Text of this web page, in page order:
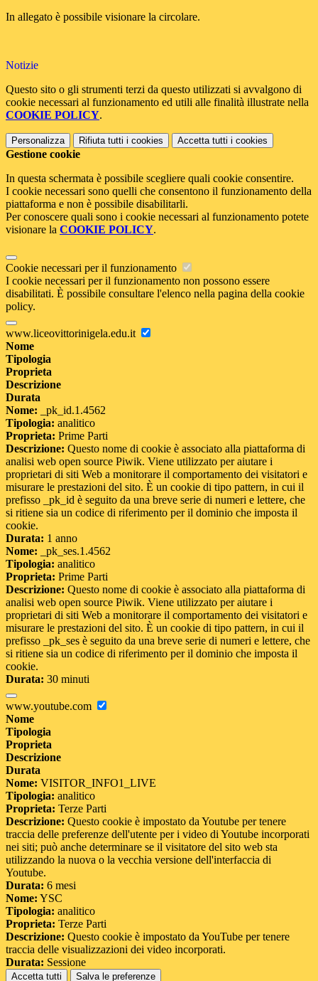
In allegato è possibile visionare la circolare.
Notizie
Questo sito o gli strumenti terzi da questo utilizzati si avvalgono di
cookie necessari al funzionamento ed utili alle finalità illustrate nella
COOKIE POLICY.
Personalizza Rifiuta tutti i cookies Accetta tutti i cookies
Gestione cookie
In questa schermata è possibile scegliere quali cookie consentire.
I cookie necessari sono quelli che consentono il funzionamento della
piattaforma e non è possibile disabilitarli.
Per conoscere quali sono i cookie necessari al funzionamento potete
visionare la COOKIE POLICY.
Cookie necessari per il funzionamento
I cookie necessari per il funzionamento non possono essere
disabilitati. È possibile consultare l'elenco nella pagina della cookie
policy.
www.liceovittorinigela.edu.it
Nome
Tipologia
Proprieta
Descrizione
Durata
Nome: _pk_id.1.4562
Tipologia: analitico
Proprieta: Prime Parti
Descrizione: Questo nome di cookie è associato alla piattaforma di
analisi web open source Piwik. Viene utilizzato per aiutare i
proprietari di siti Web a monitorare il comportamento dei visitatori e
misurare le prestazioni del sito. È un cookie di tipo pattern, in cui il
prefisso _pk_id è seguito da una breve serie di numeri e lettere, che
si ritiene sia un codice di riferimento per il dominio che imposta il
cookie.
Durata: 1 anno
Nome: _pk_ses.1.4562
Tipologia: analitico
Proprieta: Prime Parti
Descrizione: Questo nome di cookie è associato alla piattaforma di
analisi web open source Piwik. Viene utilizzato per aiutare i
proprietari di siti Web a monitorare il comportamento dei visitatori e
misurare le prestazioni del sito. È un cookie di tipo pattern, in cui il
prefisso _pk_ses è seguito da una breve serie di numeri e lettere, che
si ritiene sia un codice di riferimento per il dominio che imposta il
cookie.
Durata: 30 minuti
www.youtube.com
Nome
Tipologia
Proprieta
Descrizione
Durata
Nome: VISITOR_INFO1_LIVE
Tipologia: analitico
Proprieta: Terze Parti
Descrizione: Questo cookie è impostato da Youtube per tenere
traccia delle preferenze dell'utente per i video di Youtube incorporati
nei siti; può anche determinare se il visitatore del sito web sta
utilizzando la nuova o la vecchia versione dell'interfaccia di
Youtube.
Durata: 6 mesi
Nome: YSC
Tipologia: analitico
Proprieta: Terze Parti
Descrizione: Questo cookie è impostato da YouTube per tenere
traccia delle visualizzazioni dei video incorporati.
Durata: Sessione
Accetta tutti Salva le preferenze